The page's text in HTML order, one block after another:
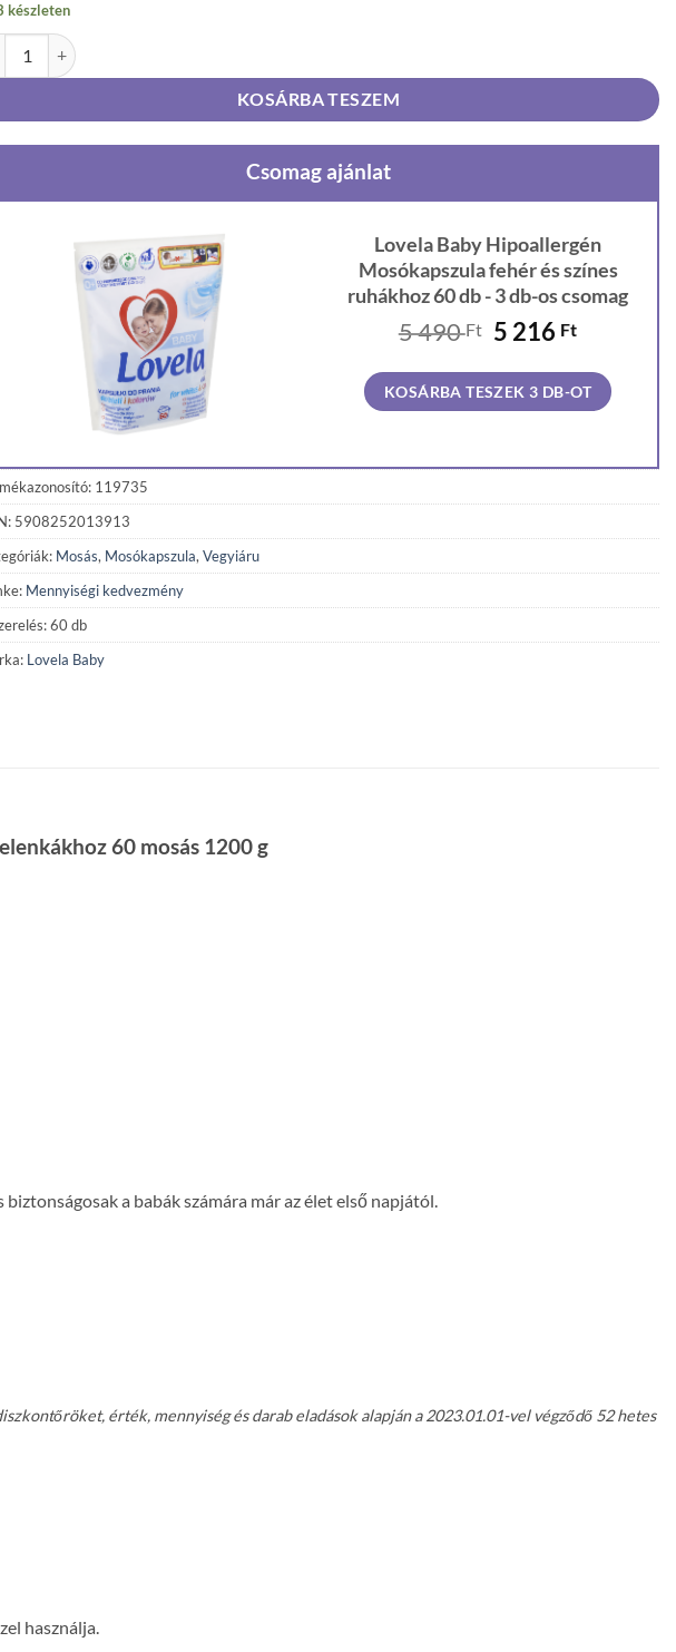
készleten
Baby Hipoallergén Mosókapszula fehér és színes ruhákhoz 60 db mennyiség
KOSÁRBA TESZEM
Csomag ajánlat
Lovela Baby Hipoallergén
Mosókapszula fehér és színes
ruhákhoz 60 db - 3 db-os csomag
5 490Ft Original
was:
5
5 216 FtCurrent
is:
5
KOSÁRBA TESZEK 3 DB-OT
119735
5908252013913
Mosás, Mosókapszula, Vegyiáru
Mennyiségi kedvezmény
60 db
Lovela Baby
60 mosás 1200 g
a babák számára már az élet első napjától.
érték, mennyiség és darab eladások alapján a 2023.01.01-vel végződő 52 hetes
használja.